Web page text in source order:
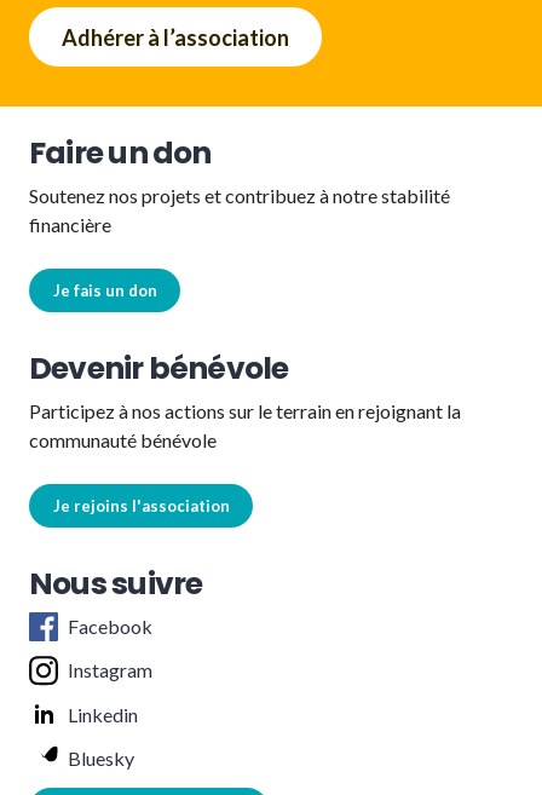
Adhérer à l’association
Faire un don
Soutenez nos projets et contribuez à notre stabilité
financière
Je fais un don
Devenir bénévole
Participez à nos actions sur le terrain en rejoignant la
communauté bénévole
Je rejoins l'association
Nous suivre
Facebook
Instagram
Linkedin
Bluesky